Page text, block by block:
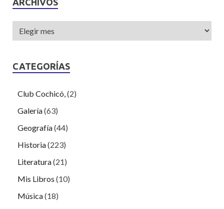
CATEGORÍAS
Club Cochicó,(2)
Galería(63)
Geografía(44)
Historia(223)
Literatura(21)
Mis Libros (10)
Música(18)